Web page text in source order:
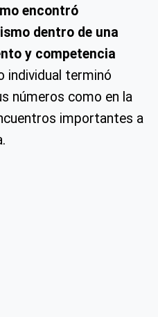
encontró
dentro de una
y competencia
individual terminó
números como en la
importantes a